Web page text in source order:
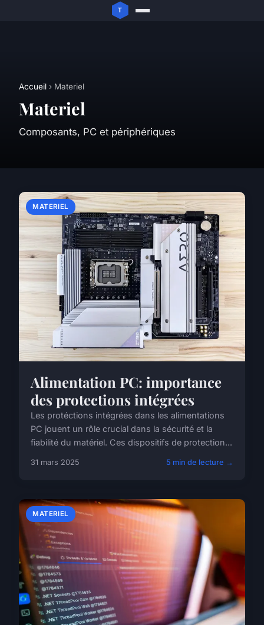
Accueil › Materiel
Materiel
Composants, PC et périphériques
MATERIEL
Alimentation PC: importance
des protections intégrées
Les protéctions intégrées dans les alimentations
PC jouent un rôle crucial dans la sécurité et la
fiabilité du matériel. Ces dispositifs de protection...
31 mars 2025 5 min de lecture →
MATERIEL